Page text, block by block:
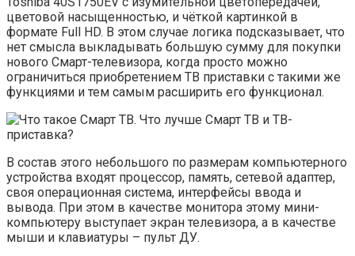
цветовой насыщенностью, и чёткой картинкой в
формате Full HD. В этом случае логика подсказывает, что
нет смысла выкладывать большую сумму для покупки
нового Смарт-телевизора, когда просто можно
ограничиться приобретением ТВ приставки с такими же
функциями и тем самым расширить его функционал.
В состав этого небольшого по размерам компьютерного
устройства входят процессор, память, сетевой адаптер,
своя операционная система, интерфейсы ввода и
вывода. При этом в качестве монитора этому мини-
компьютеру выступает экран телевизора, а в качестве
мыши и клавиатуры – пульт ДУ.